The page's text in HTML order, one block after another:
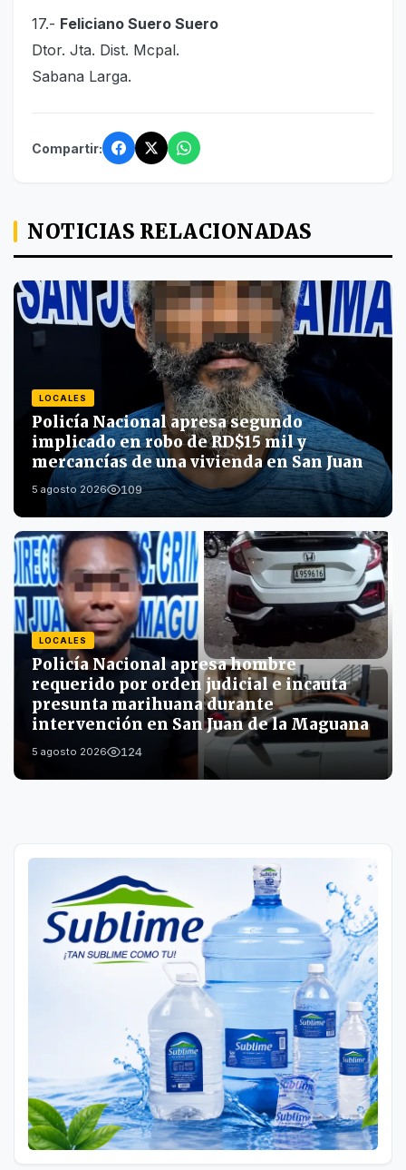
17.- Feliciano Suero Suero
Dtor. Jta. Dist. Mcpal.
Sabana Larga.
Compartir:
NOTICIAS RELACIONADAS
LOCALES
Policía Nacional apresa segundo
implicado en robo de RD$15 mil y
mercancías de una vivienda en San Juan
5 agosto 2026 109
LOCALES
Policía Nacional apresa hombre
requerido por orden judicial e incauta
presunta marihuana durante
intervención en San Juan de la Maguana
5 agosto 2026 124